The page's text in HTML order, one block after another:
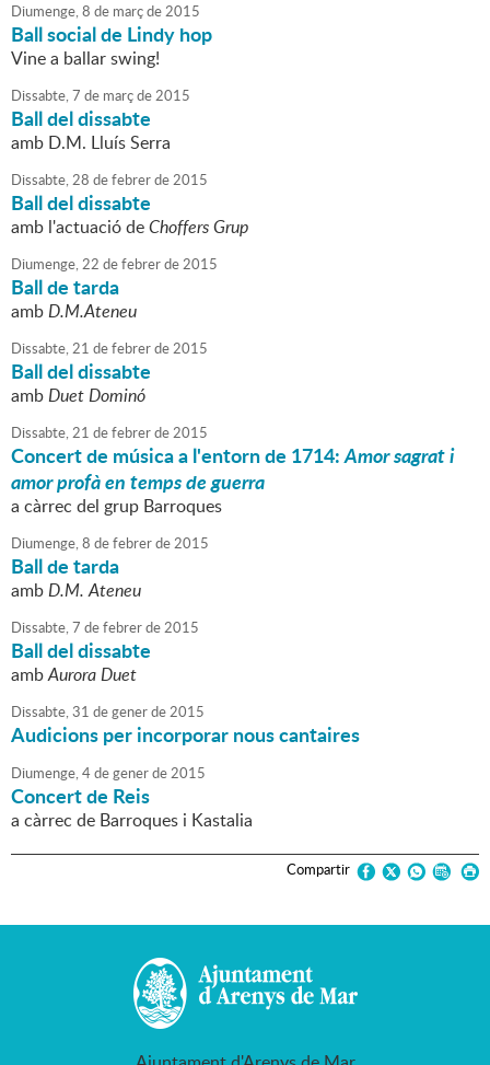
Diumenge,8 de marçde2015
Ball social de Lindy hop
Vine a ballar swing!
Dissabte,7 de marçde2015
Ball del dissabte
amb D.M. Lluís Serra
Dissabte,28 defebrerde2015
Ball del dissabte
amb l'actuació deChoffers Grup
Diumenge,22 defebrerde2015
Ball de tarda
ambD.M.Ateneu
Dissabte,21 defebrerde2015
Ball del dissabte
ambDuet Dominó
Dissabte,21 defebrerde2015
Concert de música a l'entorn de 1714:Amor sagrat i
amor profà en temps de guerra
a càrrec del grup Barroques
Diumenge,8 defebrerde2015
Ball de tarda
ambD.M. Ateneu
Dissabte,7 defebrerde2015
Ball del dissabte
ambAurora Duet
Dissabte,31 degenerde2015
Audicions per incorporar nous cantaires
Diumenge,4degenerde2015
Concert de Reis
a càrrec de Barroques i Kastalia
Compartir